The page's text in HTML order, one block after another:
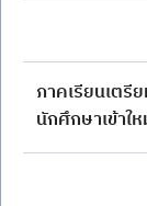
ภาคเรียนเตรี
นักศึกษาเข้า